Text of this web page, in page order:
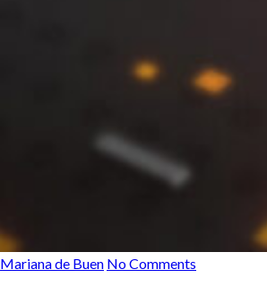
Mariana de Buen No Comments